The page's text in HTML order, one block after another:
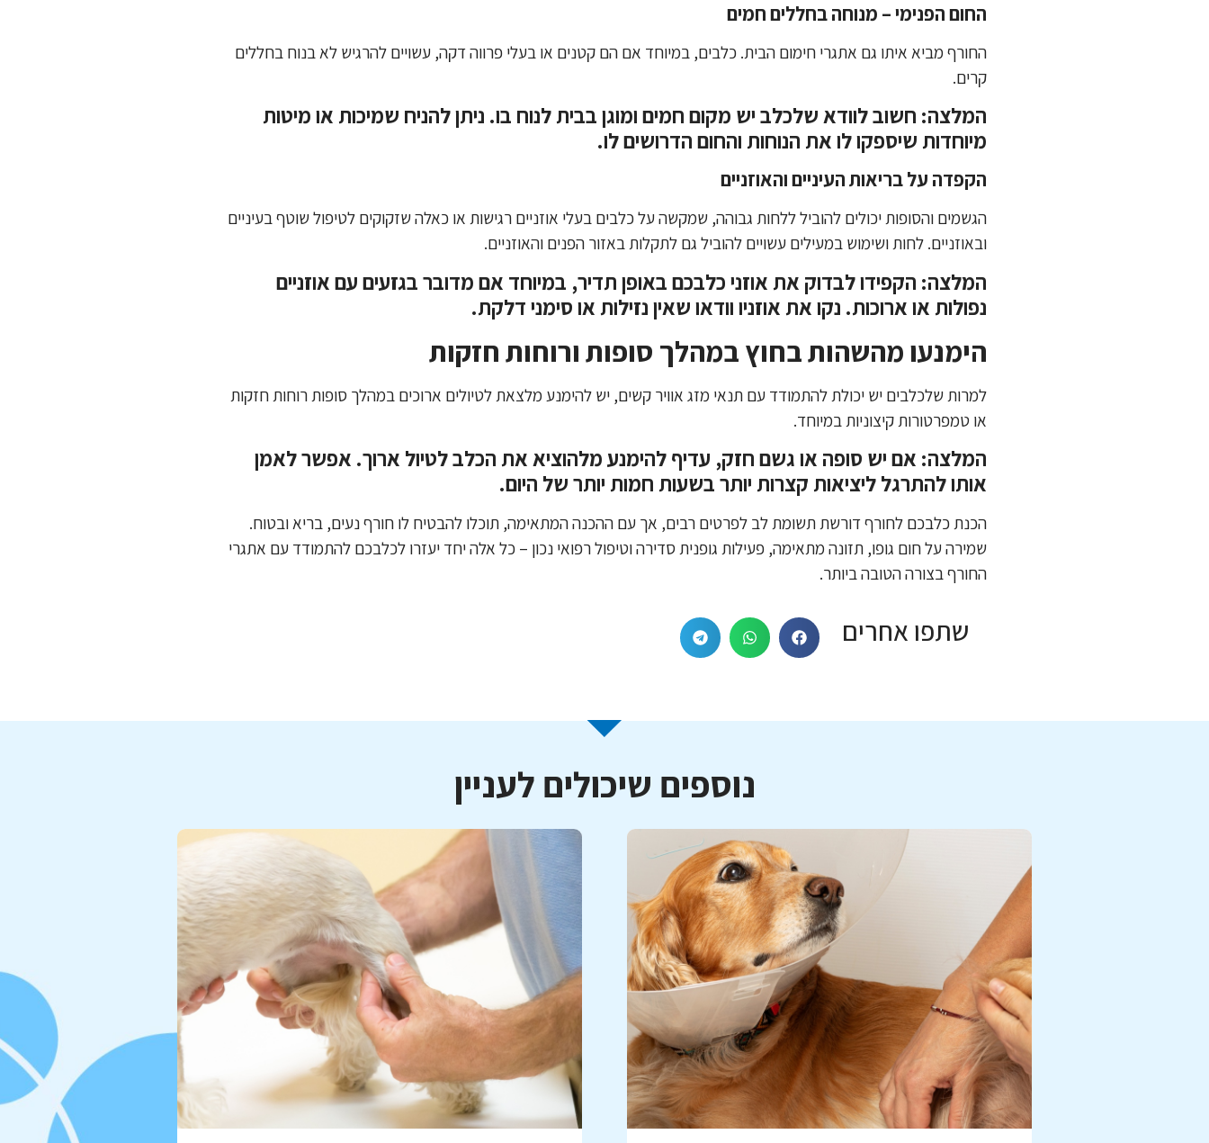
החום הפנימי – מנוחה בחללים חמים
החורף מביא איתו גם אתגרי חימום הבית. כלבים, במיוחד אם הם קטנים או בעלי פרווה דקה, עשויים להרגיש לא בנוח בחללים
קרים.
המלצה: חשוב לוודא שלכלב יש מקום חמים ומוגן בבית לנוח בו. ניתן להניח שמיכות או מיטות
מיוחדות שיספקו לו את הנוחות והחום הדרושים לו.
הקפדה על בריאות העיניים והאוזניים
הגשמים והסופות יכולים להוביל ללחות גבוהה, שמקשה על כלבים בעלי אוזניים רגישות או כאלה שזקוקים לטיפול שוטף בעיניים
ובאוזניים. לחות ושימוש במעילים עשויים להוביל גם לתקלות באזור הפנים והאוזניים.
המלצה: הקפידו לבדוק את אוזני כלבכם באופן תדיר, במיוחד אם מדובר בגזעים עם אוזניים
נפולות או ארוכות. נקו את אוזניו וודאו שאין נזילות או סימני דלקת.
הימנעו מהשהות בחוץ במהלך סופות ורוחות חזקות
למרות שלכלבים יש יכולת להתמודד עם תנאי מזג אוויר קשים, יש להימנע מלצאת לטיולים ארוכים במהלך סופות רוחות חזקות
או טמפרטורות קיצוניות במיוחד.
המלצה: אם יש סופה או גשם חזק, עדיף להימנע מלהוציא את הכלב לטיול ארוך. אפשר לאמן
אותו להתרגל ליציאות קצרות יותר בשעות חמות יותר של היום.
הכנת כלבכם לחורף דורשת תשומת לב לפרטים רבים, אך עם ההכנה המתאימה, תוכלו להבטיח לו חורף נעים, בריא ובטוח.
שמירה על חום גופו, תזונה מתאימה, פעילות גופנית סדירה וטיפול רפואי נכון – כל אלה יחד יעזרו לכלבכם להתמודד עם אתגרי
החורף בצורה הטובה ביותר.
שתפו אחרים
נוספים שיכולים לעניין